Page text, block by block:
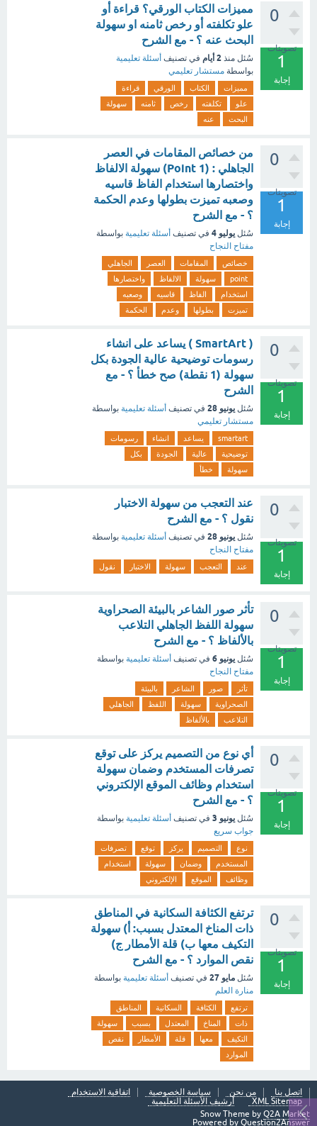
0
تصويتات
1
إجابة
مميزات الكتاب الورقي؟ قراءة أو
علو تكلفته أو رخص ثامنه او سهولة
البحث عنه ؟ - مع الشرح
سُئل منذ 2 أيام في تصنيف أسئلة تعليمية
بواسطة مستشار تعليمي
مميزات الكتاب الورقي
قراءة
علو
تكلفته رخص ثامنه
سهولة
البحث
عنه
0
تصويتات
1
إجابة
من خصائص المقامات في العصر
الجاهلي : (1 Point) سهولة الالفاظ
واختصارها استخدام الفاظ قاسيه
وصعبه تميزت بطولها وعدم الحكمة
؟ - مع الشرح
سُئل يوليو 4 في تصنيف أسئلة تعليمية بواسطة
مفتاح النجاح
خصائص المقامات العصر
الجاهلي
point
سهولة الالفاظ
واختصارها
استخدام
الفاظ قاسيه
وصعبه
تميزت
بطولها وعدم الحكمة
0
تصويتات
1
إجابة
( SmartArt ) يساعد على انشاء
رسومات توضيحية عالية الجودة بكل
سهولة (1 نقطة) صح خطأ ؟ - مع
الشرح
سُئل يونيو 28 في تصنيف أسئلة تعليمية بواسطة
مستشار تعليمي
smartart يساعد انشاء
رسومات
توضيحية
عالية الجودة
بكل
سهولة
خطأ
0
تصويتات
1
إجابة
عند التعجب من سهولة الاختبار
نقول ؟ - مع الشرح
سُئل يونيو 28 في تصنيف أسئلة تعليمية بواسطة
مفتاح النجاح
عند التعجب سهولة الاختبار نقول
0
تصويتات
1
إجابة
تأثر صور الشاعر بالبيئة الصحراوية
سهولة اللفظ الجاهلي التلاعب
بالألفاظ ؟ - مع الشرح
سُئل يونيو 6 في تصنيف أسئلة تعليمية بواسطة
مفتاح النجاح
تأثر صور الشاعر
بالبيئة
الصحراوية
سهولة اللفظ
الجاهلي
التلاعب
بالألفاظ
0
تصويتات
1
إجابة
أي نوع من التصميم يركز على توقع
تصرفات المستخدم وضمان سهولة
استخدام وظائف الموقع الإلكتروني
؟ - مع الشرح
سُئل يونيو 3 في تصنيف أسئلة تعليمية بواسطة
جواب سريع
نوع التصميم يركز توقع
تصرفات
المستخدم
وضمان سهولة
استخدام
وظائف
الموقع الإلكتروني
0
تصويتات
1
إجابة
ترتفع الكثافة السكانية في المناطق
ذات المناخ المعتدل بسبب: أ) سهولة
التكيف معها ب) قلة الأمطار ج)
نقص الموارد ؟ - مع الشرح
سُئل مايو 27 في تصنيف أسئلة تعليمية بواسطة
منارة العلم
ترتفع الكثافة السكانية
المناطق
ذات
المناخ المعتدل بسبب
سهولة
التكيف
معها قلة الأمطار
نقص
الموارد
اتصل بنا من نحن سياسة الخصوصية
اتفاقية الاستخدام
XML Sitemap
أرشيف الأسئلة التعليمية
Snow Theme by Q2A Market
Powered by Question2Answer